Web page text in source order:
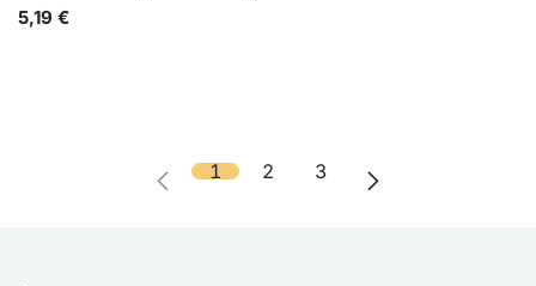
5,19 €
1 2 3